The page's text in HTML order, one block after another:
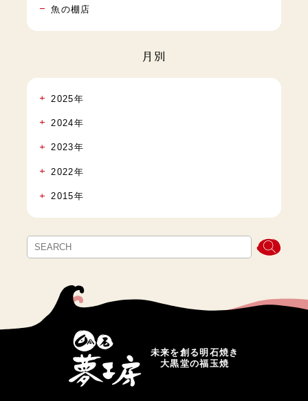
魚の棚店
月別
2025年
2024年
2023年
2022年
2015年
未来を創る明石焼き
大黒堂の福玉焼